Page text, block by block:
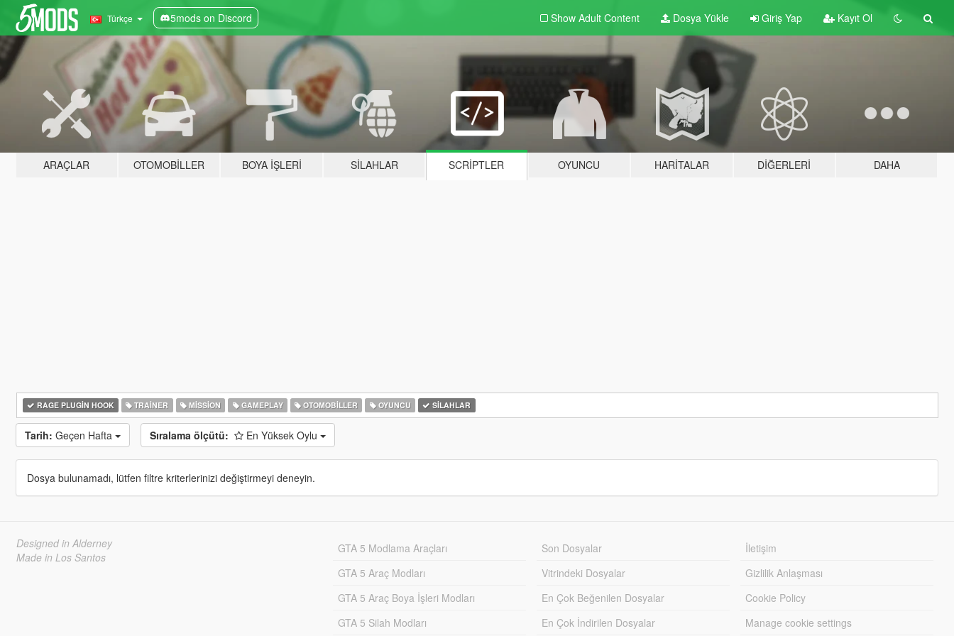
Türkçe 5mods on Discord Show Adult Content Dosya Yükle Giriş Yap Kayıt Ol
ARAÇLAR OTOMOBILLER BOYA İŞLERI SILAHLAR SCRIPTLER OYUNCU HARITALAR DIĞERLERI DAHA
RAGE PLUGIN HOOK TRAINER MISSION GAMEPLAY OTOMOBILLER OYUNCU SILAHLAR
Tarih: Geçen Hafta Sıralama ölçütü: En Yüksek Oylu
Dosya bulunamadı, lütfen filtre kriterlerinizi değiştirmeyi deneyin.
Designed in Alderney
Made in Los Santos
GTA 5 Modlama Araçları
GTA 5 Araç Modları
GTA 5 Araç Boya İşleri Modları
GTA 5 Silah Modları
Son Dosyalar
Vitrindeki Dosyalar
En Çok Beğenilen Dosyalar
En Çok İndirilen Dosyalar
İletişim
Gizlilik Anlaşması
Cookie Policy
Manage cookie settings